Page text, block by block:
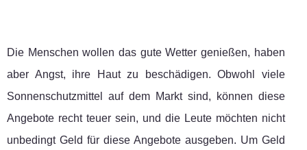
Die Menschen wollen das gute Wetter genießen, haben
aber Angst, ihre Haut zu beschädigen. Obwohl viele
Sonnenschutzmittel auf dem Markt sind, können diese
Angebote recht teuer sein, und die Leute möchten nicht
unbedingt Geld für diese Angebote ausgeben. Um Geld